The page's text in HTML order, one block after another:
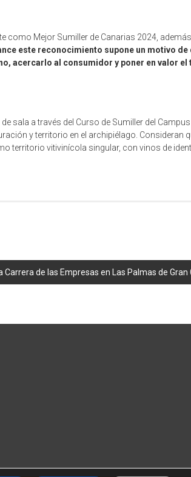
como Mejor Sumiller de Canarias 2024,
este reconocimiento supone un motivo
acercarlo al consumidor y poner en valor el
sala a través del Curso de Sumiller del
y territorio en el archipiélago. Consideran
territorio vitivinícola singular, con vinos de
de las Empresas en Las Palmas de Gran